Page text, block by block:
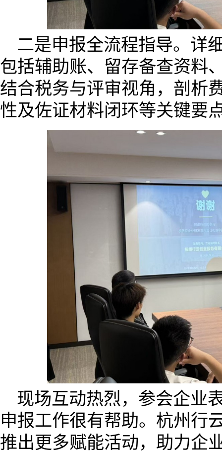
二是申报全流程指导。详
包括辅助账、留存备查资料
结合税务与评审视角，剖析
性及佐证材料闭环等关键要
现场互动热烈，参会企业
申报工作很有帮助。杭州行
推出更多赋能活动，助力企